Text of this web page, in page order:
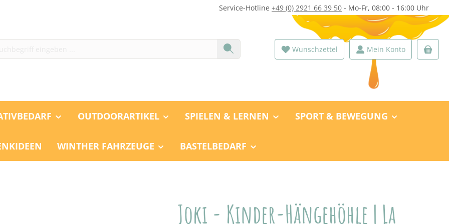
Service-Hotline +49 (0) 2921 66 39 50 - Mo-Fr, 08:00 - 16:00 Uhr
Wunschzettel Mein Konto
OUTDOORARTIKEL SPIELEN & LERNEN SPORT & BEWEGUNG
WINTHER FAHRZEUGE BASTELBEDARF
Joki - Kinder-Hängehöhle | La